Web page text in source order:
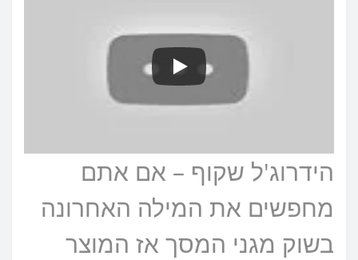
הידרוג'ל שקוף – אם אתם
מחפשים את המילה האחרונה
בשוק מגני המסך אז המוצר